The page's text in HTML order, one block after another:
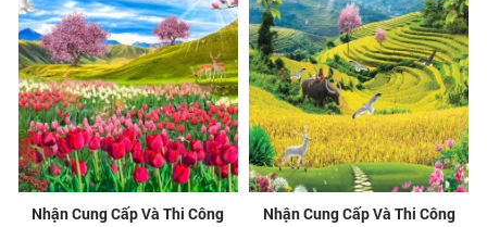
Nhận Cung Cấp Và Thi Công
Nhận Cung Cấp Và Thi Công